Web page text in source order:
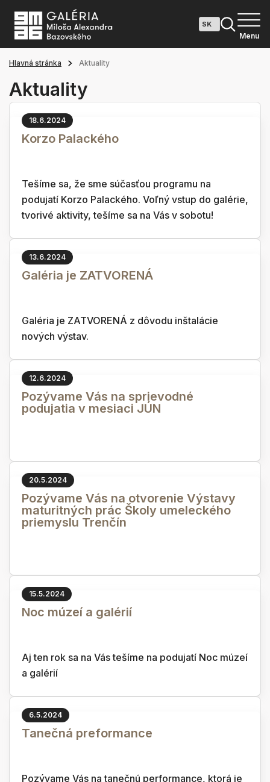
Menu
Hlavná stránka Aktuality
Aktuality
18.6.2024
Korzo Palackého
Tešíme sa, že sme súčasťou programu na
podujatí Korzo Palackého. Voľný vstup do galérie,
tvorivé aktivity, tešíme sa na Vás v sobotu!
13.6.2024
Galéria je ZATVORENÁ
Galéria je ZATVORENÁ z dôvodu inštalácie
nových výstav.
12.6.2024
Pozývame Vás na sprievodné
podujatia v mesiaci JÚN
20.5.2024
Pozývame Vás na otvorenie Výstavy
maturitných prác Školy umeleckého
priemyslu Trenčín
15.5.2024
Noc múzeí a galérií
Aj ten rok sa na Vás tešíme na podujatí Noc múzeí
a galérií
6.5.2024
Tanečná preformance
Pozývame Vás na tanečnú performance, ktorá je